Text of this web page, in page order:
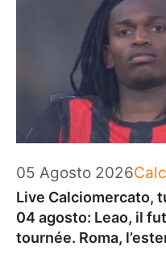
05 Agosto 2026
Live Calciomercato,
04 agosto: Leao, il
tournée. Roma,